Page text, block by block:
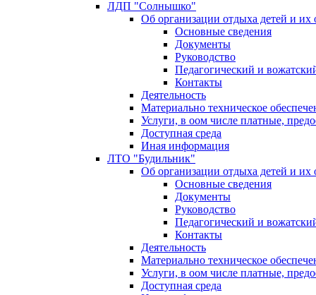
ЛДП "Солнышко"
Об организации отдыха детей и их
Основные сведения
Документы
Руководство
Педагогический и
Контакты
Деятельность
Материально техническое
Услуги, в оом числе платные,
Доступная среда
Иная информация
ЛТО "Будильник"
Об организации отдыха детей и их
Основные сведения
Документы
Руководство
Педагогический и
Контакты
Деятельность
Материально техническое
Услуги, в оом числе платные,
Доступная среда